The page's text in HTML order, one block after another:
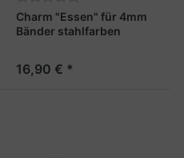
Charm "Essen" für 4mm
Bänder stahlfarben
16,90 € *